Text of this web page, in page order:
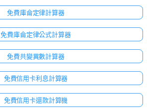
免費庫侖定律計算器
免費庫侖定律公式計算器
免費共變異數計算器
免費信用卡利息計算器
免費信用卡還款計算機